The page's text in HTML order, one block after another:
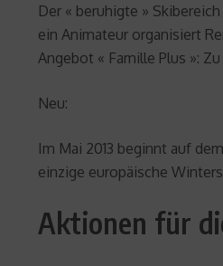
Der « beruhigte »
ein Animateur organisiert
Angebot « Famille Plus »:
Neu:
Im Mai 2013 beginnt auf
einzige europäische
Aktionen für